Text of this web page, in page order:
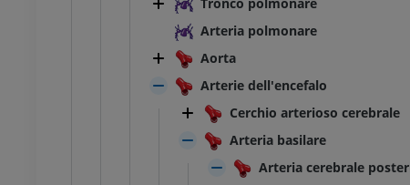
Arteria polmonare
Aorta
Arterie dell'encefalo
Cerchio arterioso cerebrale
Arteria basilare
Arteria cerebrale